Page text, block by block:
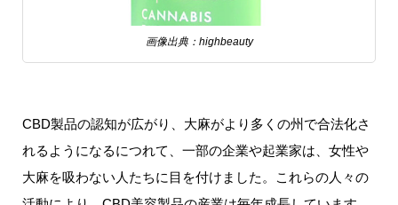
画像出典：highbeauty
CBD製品の認知が広がり、大麻がより多くの州で合法化さ
れるようになるにつれて、一部の企業や起業家は、女性や
大麻を吸わない人たちに目を付けました。これらの人々の